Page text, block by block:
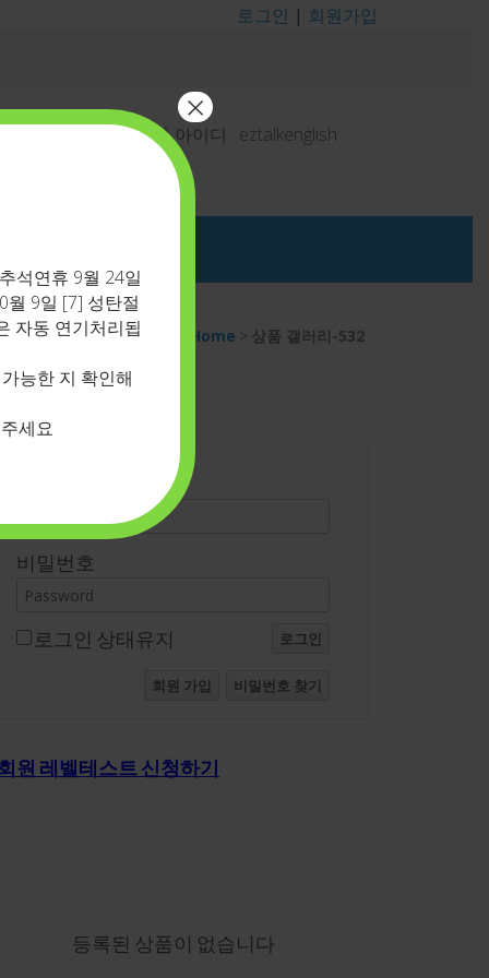
로그인 | 회원가입
상담 - 카톡 아이디 : eztalkenglish
Home > 상품 갤러리-532
비밀번호
로그인 상태유지 로그인
회원 가입 비밀번호 찾기
원 레벨테스트 신청하기
등록된 상품이 없습니다
석연휴 9월 24일
월 9일 [7] 성탄절
자동 연기처리됩
능한 지 확인해
세요
×